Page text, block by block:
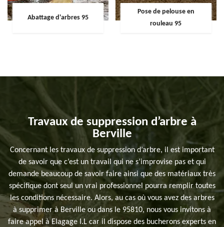
Abattage d'arbres 95
Pose de pelouse en
rouleau 95
Travaux de suppression d’arbre à
Berville
Concernant les travaux de suppression d’arbre, il est important
de savoir que c’est un travail qui ne s’improvise pas et qui
demande beaucoup de savoir faire ainsi que des matériaux très
spécifique dont seul un vrai professionnel pourra remplir toutes
les conditions nécessaire. Alors, au cas où vous avez des arbres
à supprimer à Berville ou dans le 95810, nous vous invitons à
faire appel à Elagage I.L car il dispose des bucherons experts en